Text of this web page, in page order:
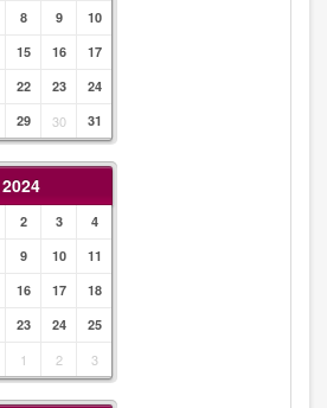
8 9
10
15 16
17
22 23
24
29 30 31
2 3
4
9 10
11
16 17
18
23 24
25
1 2 3